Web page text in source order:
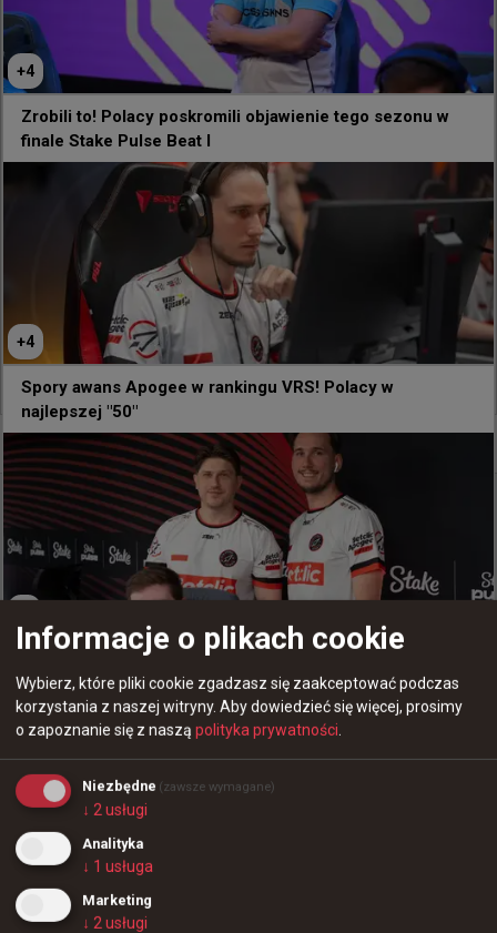
635 5
+1
elige TombStone
ElIGE po porażce z Apogee: Niestety nie zagraliśmy
najlepiej
+4
Zrobili to! Polacy poskromili objawienie tego sezonu w
finale Stake Pulse Beat I
+4
Spory awans Apogee w rankingu VRS! Polacy w
najlepszej "50"
Informacje o plikach cookie
Wybierz, które pliki cookie zgadzasz się zaakceptować podczas
korzystania z naszej witryny. Aby dowiedzieć się więcej, prosimy
o zapoznanie się z naszą polityka prywatności.
Niezbędne (zawsze wymagane)
↓ 2usługi
Analityka
↓ 1 usługa
Marketing
↓ 2usługi